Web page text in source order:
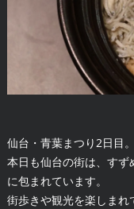
仙台・青葉まつり2日目。
本日も仙台の街は、す
に包まれています。
街歩きや観光を楽しまれ